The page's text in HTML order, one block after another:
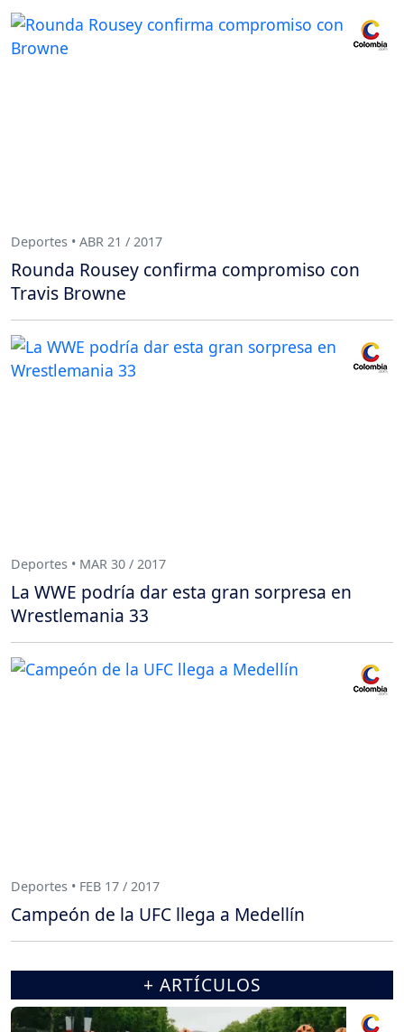
Deportes • ABR 21 / 2017
Rounda Rousey confirma compromiso con
Travis Browne
Deportes • MAR 30 / 2017
La WWE podría dar esta gran sorpresa en
Wrestlemania 33
Deportes • FEB 17 / 2017
Campeón de la UFC llega a Medellín
+ ARTÍCULOS